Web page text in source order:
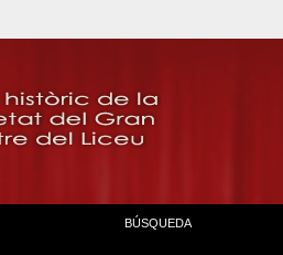
BÚSQUEDA